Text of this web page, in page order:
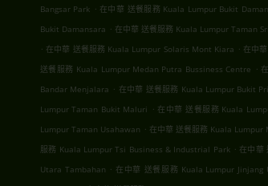
Bangsar Park . 在中華 送餐服務 Kuala Lumpur Bukit
Bukit Damansara . 在中華 送餐服務 Kuala Lumpur Taman
. 在中華 送餐服務 Kuala Lumpur Solaris Mont Kiara . 在中
送餐服務 Kuala Lumpur Medan Putra Bussiness Centre .
Bandar Menjalara . 在中華 送餐服務 Kuala Lumpur Bukit
Lumpur Taman Bukit Maluri . 在中華 送餐服務 Kuala
Lumpur Taman Usahawan . 在中華 送餐服務 Kuala Lumpur
服務 Kuala Lumpur Tsi Business & Industrial Park . 在中華
Utara Tambahan . 在中華 送餐服務 Kuala Lumpur Jinjang